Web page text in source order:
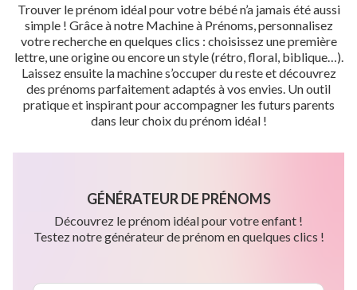
Trouver le prénom idéal pour votre bébé n’a jamais été aussi
simple ! Grâce à notre Machine à Prénoms, personnalisez
votre recherche en quelques clics : choisissez une première
lettre, une origine ou encore un style (rétro, floral, biblique…).
Laissez ensuite la machine s’occuper du reste et découvrez
des prénoms parfaitement adaptés à vos envies. Un outil
pratique et inspirant pour accompagner les futurs parents
dans leur choix du prénom idéal !
GÉNÉRATEUR DE PRÉNOMS
Découvrez le prénom idéal pour votre enfant !
Testez notre générateur de prénom en quelques clics !